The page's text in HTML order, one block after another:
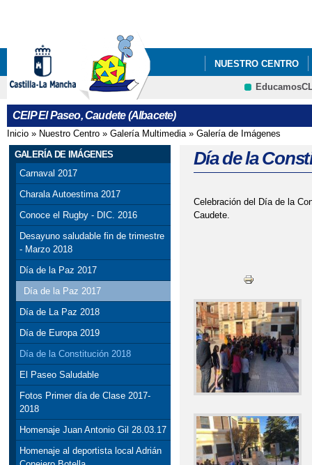
NUESTRO CENTRO
DÍA
CEIP El Paseo, Caudete (Albacete)
Se encuentra usted aquí
Inicio » Nuestro Centro » Galería Multimedia» Galería de Imágenes
GALERÍA DE IMÁGENES
Carnaval 2017
Charala Autoestima 2017
Conoce el Rugby - DIC. 2016
Desayuno saludable fin de trimestre
- Marzo 2018
Día de la Paz 2017
Día de la Paz 2017
Día de La Paz 2018
Día de Europa 2019
Día de la Constitución 2018
El Paseo Saludable
Fotos Primer día de Clase 2017-
2018
Homenaje Juan Antonio Gil 28.03.17
Homenaje al deportista local Adrián
Día de la
Celebración del Día de la
Caudete.